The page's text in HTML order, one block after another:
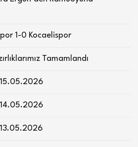
1-0 Kocaelispor
Tamamlandı